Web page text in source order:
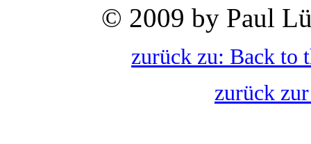
© 2009 by Paul
zurück zu: Back to
zurück